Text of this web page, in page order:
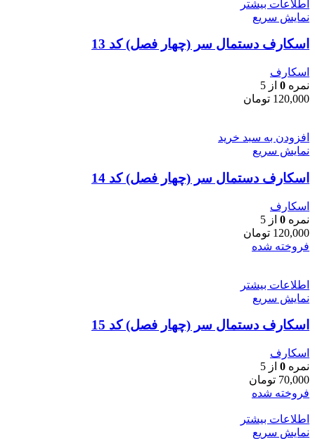
اطلاعات بیشتر
نمایش سریع
اسکارف دستمال سر (چهار فصل) کد 13
اسکارف
نمره 0 از 5
120,000 تومان
افزودن به سبد خرید
نمایش سریع
اسکارف دستمال سر (چهار فصل) کد 14
اسکارف
نمره 0 از 5
120,000 تومان
فروخته شده
اطلاعات بیشتر
نمایش سریع
اسکارف دستمال سر (چهار فصل) کد 15
اسکارف
نمره 0 از 5
70,000 تومان
فروخته شده
اطلاعات بیشتر
نمایش سریع